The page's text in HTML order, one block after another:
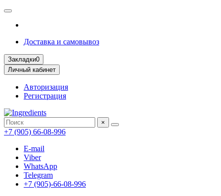
Доставка и самовывоз
Закладки0
Личный кабинет
Авторизация
Регистрация
×
+7 (905) 66-08-996
E-mail
Viber
WhatsApp
Telegram
+7 (905)-66-08-996